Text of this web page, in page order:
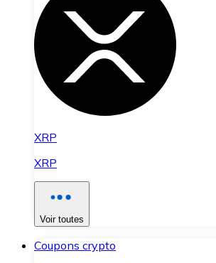
XRP
XRP
Voir toutes
Coupons crypto